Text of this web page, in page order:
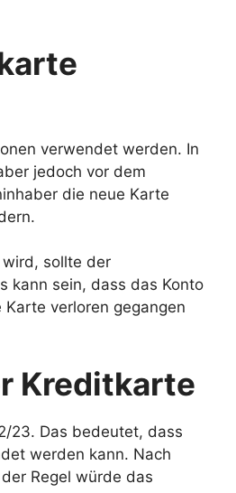
verwendet werden. In
jedoch vor dem
die neue Karte
sollte der
kann sein, dass das Konto
verloren gegangen
Kreditkarte
23. Das bedeutet, dass
werden kann. Nach
Regel würde das